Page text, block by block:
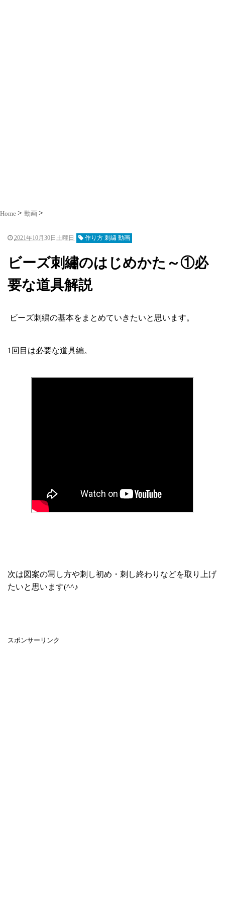
Home 動画
2021年10月30日土曜日 作り方 刺繍 動画
ビーズ刺繡のはじめかた～①必
要な道具解説
ビーズ刺繍の基本をまとめていきたいと思います。
1回目は必要な道具編。
次は図案の写し方や刺し初め・刺し終わりなどを取り上げ
たいと思います(^^♪
スポンサーリンク